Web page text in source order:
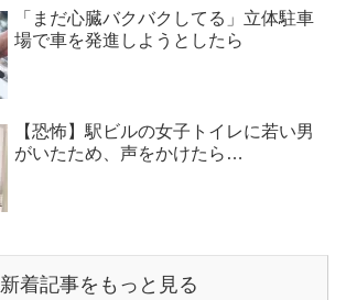
「まだ心臓バクバクしてる」立体駐車
場で車を発進しようとしたら
【恐怖】駅ビルの女子トイレに若い男
がいたため、声をかけたら…
新着記事をもっと見る